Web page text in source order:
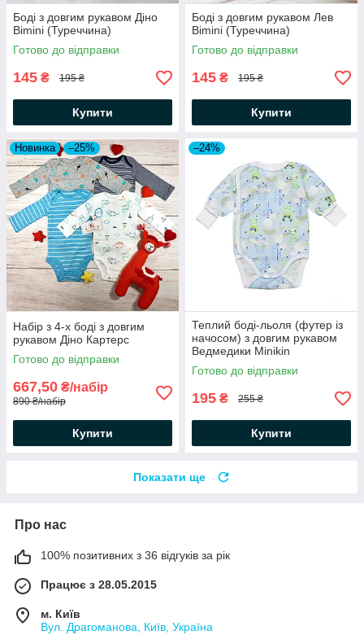
Боді з довгим рукавом Діно
Bimini (Туреччина)
Готово до відправки
145 ₴ 195 ₴
Купити
Боді з довгим рукавом Лев
Bimini (Туреччина)
Готово до відправки
145 ₴ 195 ₴
Купити
Новинка –25%
Набір з 4-х боді з довгим
рукавом Діно Картерс
Готово до відправки
667,50 ₴/набір
890 ₴/набір
Купити
–24%
Теплий боді-льоля (футер із
начосом) з довгим рукавом
Ведмедики Minikin
Готово до відправки
195 ₴ 255 ₴
Купити
Показати ще
Про нас
100% позитивних з 36 відгуків за рік
Працює з 28.05.2015
м. Київ
Вул. Драгоманова, Київ, Україна